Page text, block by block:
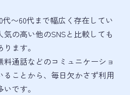
代〜60代まで幅広く存在してい
の高い他のSNSと比較しても
ます。
料通話などのコミュニケーショ
ることから、毎日欠かさず利用
です。